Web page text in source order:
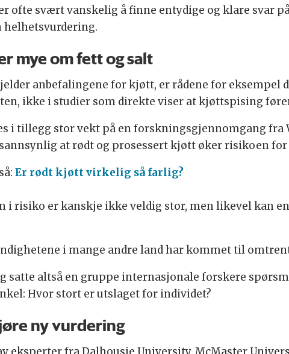
ofte svært vanskelig å finne entydige og klare svar
helhetsvurdering.
mye om fett og salt
anbefalingene for kjøtt, er rådene for eksempel
ikke i studier som direkte viser at kjøttspising
i tillegg stor vekt på en forskningsgjennomgang fra
at rødt og prosessert kjøtt øker risikoen
Er rødt kjøtt virkelig så farlig?
i risiko er kanskje ikke veldig stor, men likevel kan
i mange andre land har kommet til
satte altså en gruppe internasjonale forskere
Hvor stort er utslaget for individet?
ny vurdering